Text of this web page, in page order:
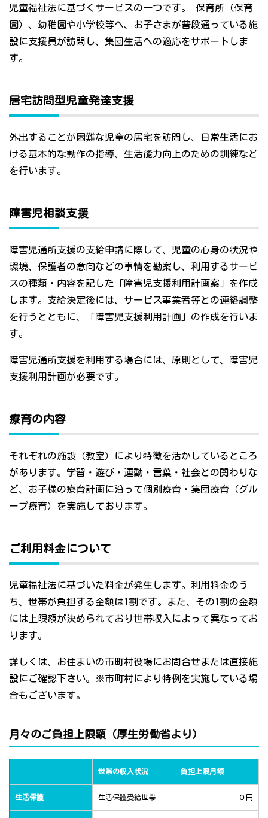
児童福祉法に基づくサービスの一つです。 保育所（保育
園）、幼稚園や小学校等へ、お子さまが普段通っている施
設に支援員が訪問し、集団生活への適応をサポートしま
す。
居宅訪問型児童発達支援
外出することが困難な児童の居宅を訪問し、日常生活にお
ける基本的な動作の指導、生活能力向上のための訓練など
を行います。
障害児相談支援
障害児通所支援の支給申請に際して、児童の心身の状況や
環境、保護者の意向などの事情を勘案し、利用するサービ
スの種類・内容を記した「障害児支援利用計画案」を作成
します。支給決定後には、サービス事業者等との連絡調整
を行うとともに、「障害児支援利用計画」の作成を行いま
す。
障害児通所支援を利用する場合には、原則として、障害児
支援利用計画が必要です。
療育の内容
それぞれの施設（教室）により特徴を活かしているところ
があります。学習・遊び・運動・言葉・社会との関わりな
ど、お子様の療育計画に沿って個別療育・集団療育（グル
ープ療育）を実施しております。
ご利用料金について
児童福祉法に基づいた料金が発生します。利用料金のう
ち、世帯が負担する金額は1割です。また、その1割の金額
には上限額が決められており世帯収入によって異なってお
ります。
詳しくは、お住まいの市町村役場にお問合せまたは直接施
設にご確認下さい。※市町村により特例を実施している場
合もございます。
月々のご負担上限額（厚生労働省より）
世帯の収入状況 負担上限月額
生活保護 生活保護受給世帯 ０円